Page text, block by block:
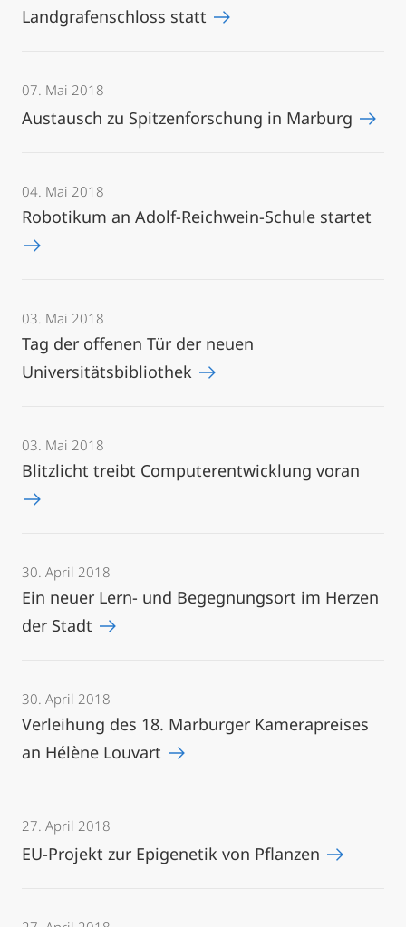
Landgrafenschloss statt
07. Mai 2018
Austausch zu Spitzenforschung in Marburg
04. Mai 2018
Robotikum an Adolf-Reichwein-Schule startet
03. Mai 2018
Tag der offenen Tür der neuen
Universitätsbibliothek
03. Mai 2018
Blitzlicht treibt Computerentwicklung voran
30. April 2018
Ein neuer Lern- und Begegnungsort im Herzen
der Stadt
30. April 2018
Verleihung des 18. Marburger Kamerapreises
an Hélène Louvart
27. April 2018
EU-Projekt zur Epigenetik von Pflanzen